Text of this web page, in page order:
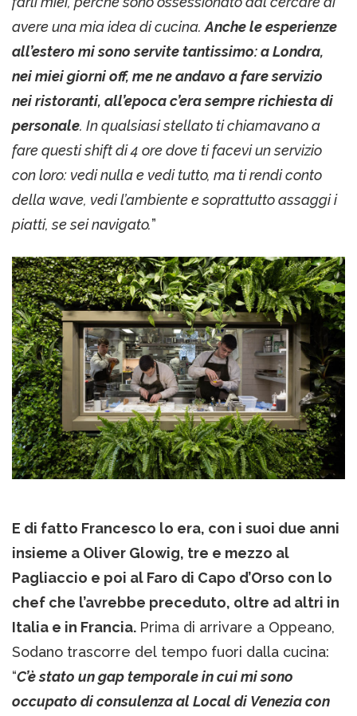
avere una mia idea di cucina.Anche le esperienze
all’estero mi sono servite tantissimo: a Londra,
nei miei giorni off, me ne andavo a fare servizio
nei ristoranti, all’epoca c’era sempre richiesta di
personale. In qualsiasi stellato ti chiamavano a
fare questi shift di 4 ore dove ti facevi un servizio
con loro: vedi nulla e vedi tutto, ma ti rendi conto
della wave, vedi l’ambiente e soprattutto assaggi i
piatti, se sei navigato.”
E di fatto Francesco lo era, con i suoi due anni
insieme a Oliver Glowig, tre e mezzo al
Pagliaccio e poi al Faro di Capo d’Orso con lo
chef che l’avrebbe preceduto, oltre ad altri in
Italia e in Francia. Prima di arrivare a Oppeano,
Sodano trascorre del tempo fuori dalla cucina:
“C’è stato un gap temporale in cui mi sono
occupato di consulenza al Local di Venezia con